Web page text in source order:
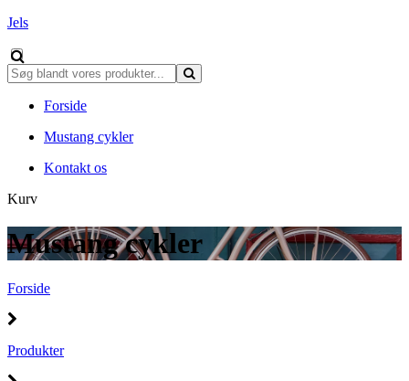
Jels
Forside
Mustang cykler
Kontakt os
Kurv
Mustang cykler
Forside
Produkter